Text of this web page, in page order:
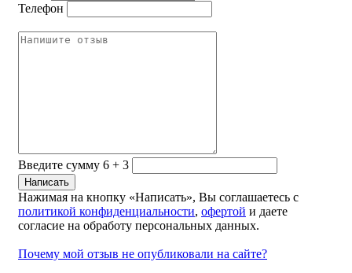
Телефон
Введите сумму 6 + 3
Нажимая на кнопку «Написать», Вы соглашаетесь с
политикой конфиденциальности, офертой и даете
согласие на обработу персональных данных.
Почему мой отзыв не опубликовали на сайте?